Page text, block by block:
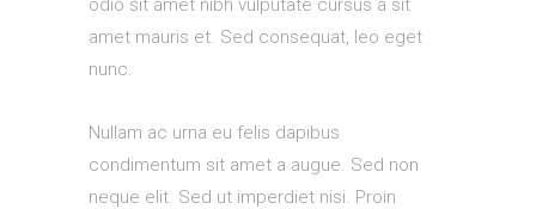
odio sit amet nibh vulputate cursus a sit
amet mauris et. Sed consequat, leo eget
nunc.
Nullam ac urna eu felis dapibus
condimentum sit amet a augue. Sed non
neque elit. Sed ut imperdiet nisi. Proin